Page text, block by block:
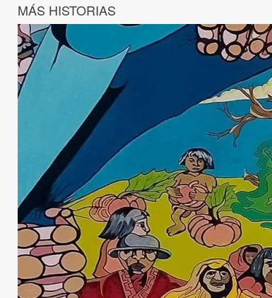
MÁS HISTORIAS